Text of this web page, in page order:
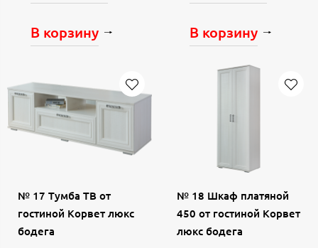
В корзину В корзину
№ 17 Тумба ТВ от
гостиной Корвет люкс
бодега
№ 18 Шкаф платяной
450 от гостиной Корвет
люкс бодега